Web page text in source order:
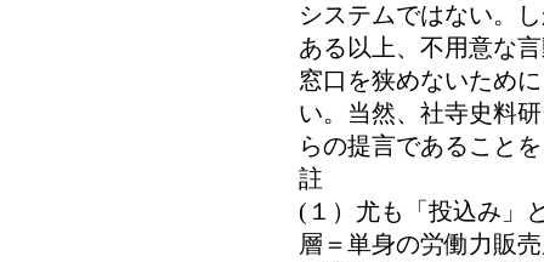
システムではない。
ある以上、不用意な
窓口を狭めないため
い。当然、社寺史料
らの提言であること
註
(１）尤も「投込み」
層＝単身の労働力販